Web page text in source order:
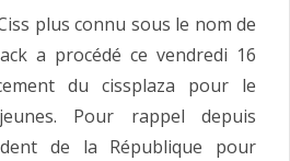
plus connu sous le nom de
a procédé ce vendredi 16
du cissplaza pour le
Pour rappel depuis
de la République pour